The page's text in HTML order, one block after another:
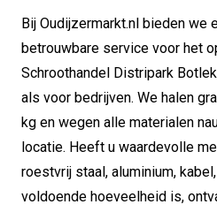
Bij Oudijzermarkt.nl bieden we
betrouwbare service voor het
Schroothandel Distripark
als voor bedrijven. We halen
kg en wegen alle materialen
locatie. Heeft u waardevolle
roestvrij staal, aluminium,
voldoende hoeveelheid is,